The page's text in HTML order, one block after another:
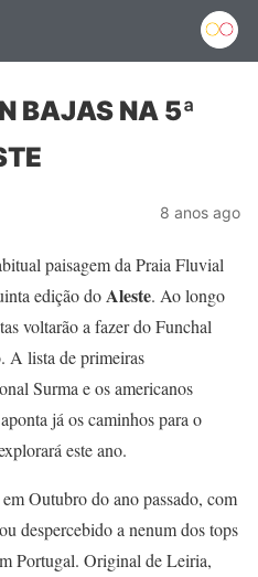
BAJAS NA 5ª
8 anos ago
paisagem da Praia Fluvial
edição doAleste. Ao longo
voltarão a fazer do Funchal
A lista de primeiras
Surma e os americanos
já os caminhos para o
este ano.
Outubro do ano passado, com
despercebido a nenum dos tops
Portugal. Original de Leiria,